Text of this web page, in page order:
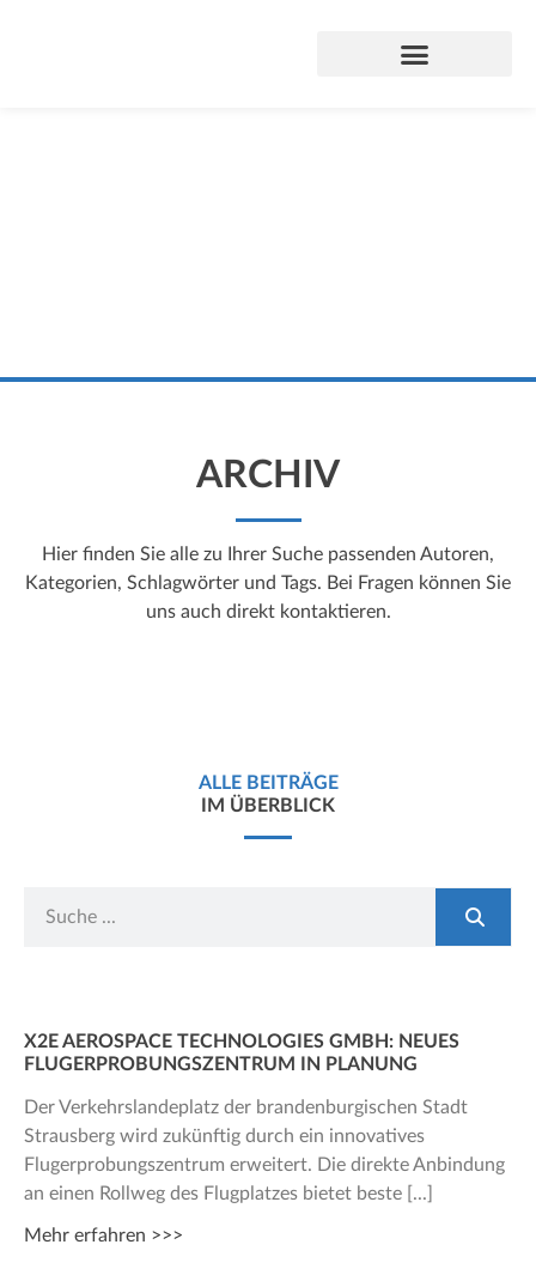
ARCHIV
Hier finden Sie alle zu Ihrer Suche passenden Autoren,
Kategorien, Schlagwörter und Tags. Bei Fragen können Sie
uns auch direkt kontaktieren.
ALLE BEITRÄGE
IM ÜBERBLICK
X2E AEROSPACE TECHNOLOGIES GMBH: NEUES
FLUGERPROBUNGSZENTRUM IN PLANUNG
Der Verkehrslandeplatz der brandenburgischen Stadt
Strausberg wird zukünftig durch ein innovatives
Flugerprobungszentrum erweitert. Die direkte Anbindung
an einen Rollweg des Flugplatzes bietet beste
Mehr erfahren >>>